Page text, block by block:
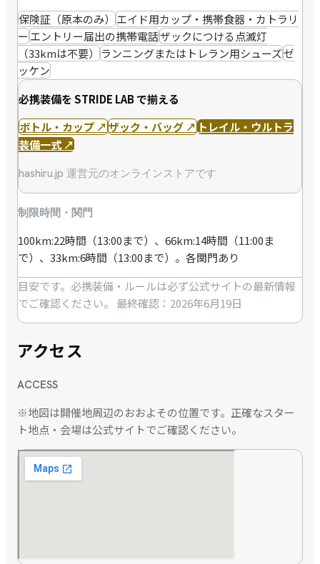
保険証（原本のみ）
エイド用カップ・携帯食器・カトラリ
ー エントリー届出の携帯電話ザックにつける点滅灯
（33kmは不要）
ランニングまたはトレラン用シューズゼ
ッケン
必携装備を STRIDE LAB で揃える
ボトル・カップ ↗ザック・バッグ ↗トレイル・ウルトラ
装備一式↗
hashiru.jp 運営元のオンラインストアです
制限時間・関門
100km:22時間（13:00まで）、66km:14時間（11:00ま
で）、33km:6時間（13:00まで）。各関門あり
目安です。必携装備・ルールは必ず公式サイトの最新情報
でご確認ください。
最終確認：2026年6月19日
アクセス
ACCESS
※地図は開催地周辺のおおよその位置です。正確なスター
ト地点・会場は公式サイトでご確認ください。